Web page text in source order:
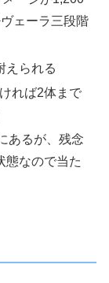
ェーラ三段階
えられる
れば2体まで
あるが、残念
態なので当た